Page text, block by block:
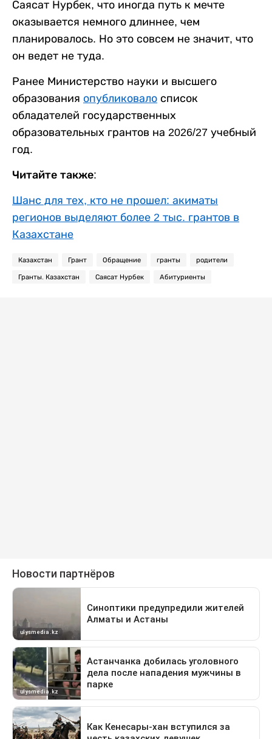
Саясат Нурбек, что иногда путь к мечте
оказывается немного длиннее, чем
планировалось. Но это совсем не значит, что
он ведет не туда.
Ранее Министерство науки и высшего
образования опубликовало список
обладателей государственных
образовательных грантов на 2026/27 учебный
год.
Читайте также:
Шанс для тех, кто не прошел: акиматы
регионов выделяют более 2 тыс. грантов в
Казахстане
Казахстан Грант Обращение гранты родители
Гранты. Казахстан Саясат Нурбек Абитуриенты